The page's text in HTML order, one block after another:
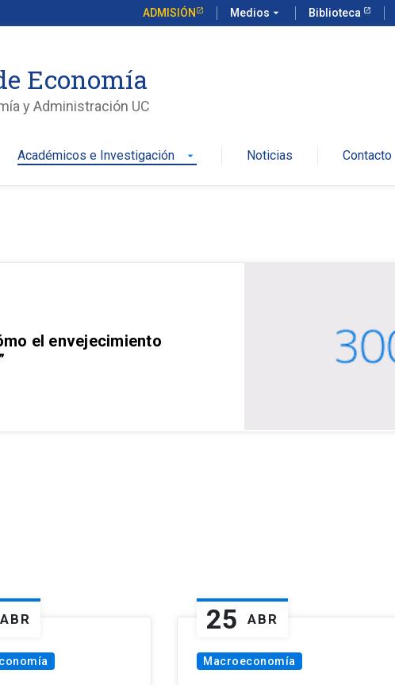
ADMISIÓN Medios arrow_drop_down Biblioteca
Economía
y Administración UC
Académicos e Investigación arrow_drop_down Noticias Contacto
el envejecimiento
ABR 25 ABR
Macroeconomía